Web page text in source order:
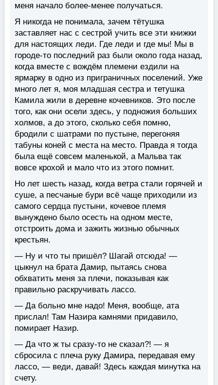
меня начало более-менее получаться.
Я никогда не понимала, зачем тётушка
заставляет нас с сестрой учить все эти книжки
для настоящих леди. Где леди и где мы! Мы в
городе-то последний раз были около года назад,
когда вместе с вождём племени ездили на
ярмарку в одно из приграничных поселений. Уже
много лет я, моя младшая сестра и тетушка
Камила жили в деревне кочевников. Это после
того, как они осели здесь, у подножия больших
холмов, а до этого, сколько себя помню,
бродили с шатрами по пустыне, перегоняя
табуны коней с места на место. Правда я тогда
была ещё совсем маленькой, а Мальва так
вовсе крохой и мало что из этого помнит.
Но лет шесть назад, когда ветра стали горячей и
суше, а песчаные бури всё чаще приходили из
самого сердца пустыни, кочевое племя
вынуждено было осесть на одном месте,
отстроить дома и зажить жизнью обычных
крестьян.
— Ну и что ты пришёл? Шагай отсюда! —
цыкнул на брата Дамир, пытаясь снова
обхватить меня за плечи, показывая как
правильно раскручивать лассо.
— Да больно мне надо! Меня, вообще, ата
прислал! Там Назира камнями придавило,
помирает Назир.
— Да что ж ты сразу-то не сказал?! — я
сбросила с плеча руку Дамира, передавая ему
лассо, — веди, давай! Здесь каждая минутка на
счету.